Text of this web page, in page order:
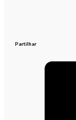
Partilhar